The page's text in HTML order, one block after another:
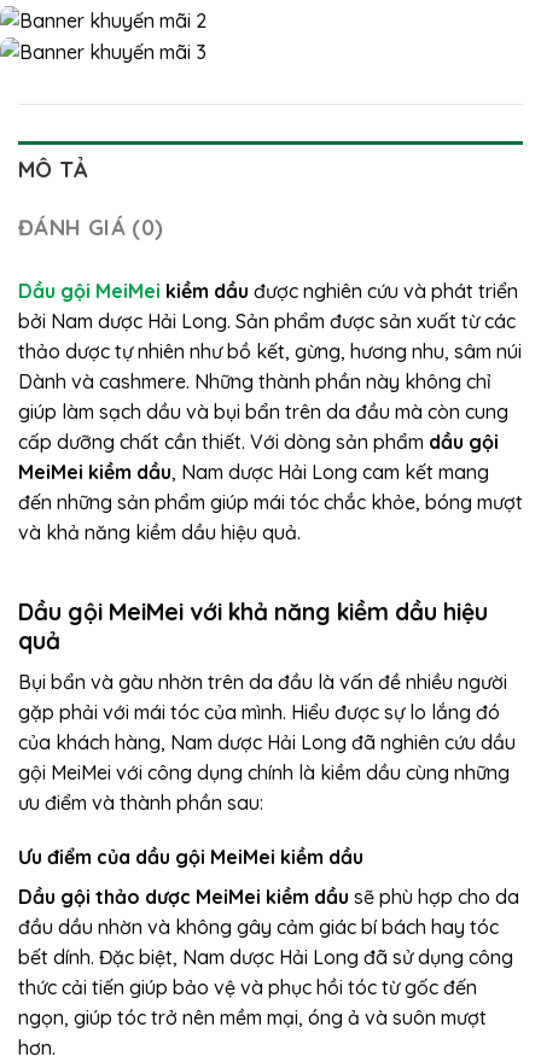
MÔ TẢ
ĐÁNH GIÁ (0)
Dầu gội MeiMei kiềm dầu được nghiên cứu và phát triển
bởi Nam dược Hải Long. Sản phẩm được sản xuất từ các
thảo dược tự nhiên như bồ kết, gừng, hương nhu, sâm núi
Dành và cashmere. Những thành phần này không chỉ
giúp làm sạch dầu và bụi bẩn trên da đầu mà còn cung
cấp dưỡng chất cần thiết. Với dòng sản phẩm dầu gội
MeiMei kiềm dầu, Nam dược Hải Long cam kết mang
đến những sản phẩm giúp mái tóc chắc khỏe, bóng mượt
và khả năng kiềm dầu hiệu quả.
Dầu gội MeiMei với khả năng kiềm dầu hiệu
quả
Bụi bẩn và gàu nhờn trên da đầu là vấn đề nhiều người
gặp phải với mái tóc của mình. Hiểu được sự lo lắng đó
của khách hàng, Nam dược Hải Long đã nghiên cứu dầu
gội MeiMei với công dụng chính là kiềm dầu cùng những
ưu điểm và thành phần sau:
Ưu điểm của dầu gội MeiMei kiềm dầu
Dầu gội thảo dược MeiMei kiềm dầu sẽ phù hợp cho da
đầu dầu nhờn và không gây cảm giác bí bách hay tóc
bết dính. Đặc biệt, Nam dược Hải Long đã sử dụng công
thức cải tiến giúp bảo vệ và phục hồi tóc từ gốc đến
ngọn, giúp tóc trở nên mềm mại, óng ả và suôn mượt
hơn.